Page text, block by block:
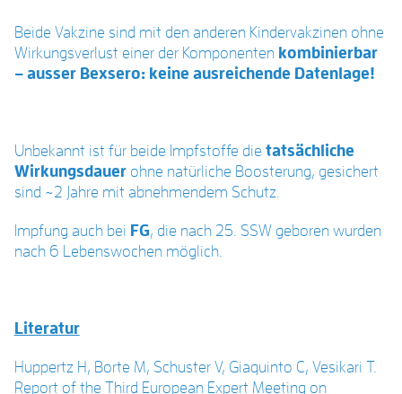
Beide Vakzine sind mit den anderen Kindervakzinen ohne
Wirkungsverlust einer der Komponenten kombinierbar
– ausser Bexsero: keine ausreichende Datenlage!
Unbekannt ist für beide Impfstoffe die tatsächliche
Wirkungsdauerohne natürliche Boosterung, gesichert
sind ~2 Jahre mit abnehmendem Schutz.
Impfung auch bei FG, die nach 25. SSW geboren wurden
nach 6 Lebenswochen möglich.
Literatur
Huppertz H, Borte M, Schuster V, Giaquinto C, Vesikari T.
Report of the Third European Expert Meeting on